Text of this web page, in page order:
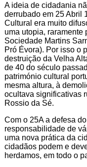
A ideia de cidadania
derrubado em 25 Abril
Cultural era muito
uma utopia, raramente
Sociedade Martins
Pró Évora). Por isso o
destruição da Velha
de 40 do século
património cultural
mesma altura, à
ocultava significativas
Rossio da Sé.
Com o 25A a defesa
responsabilidade de
uma nova prática da
cidadãos podem e
herdamos, em todo o